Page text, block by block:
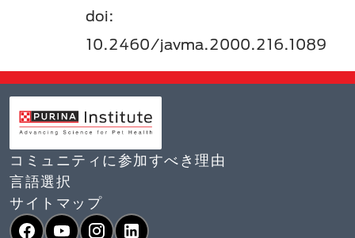
doi:
10.2460/javma.2000.216.1089
コミュニティに参加すべき理由
言語選択​
サイトマップ
Facebook
YouTubeInstagram
LinkedIn